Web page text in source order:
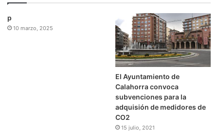
p
10 marzo, 2025
El Ayuntamiento de
Calahorra convoca
subvenciones para la
adquisión de medidores de
CO2
15 julio, 2021